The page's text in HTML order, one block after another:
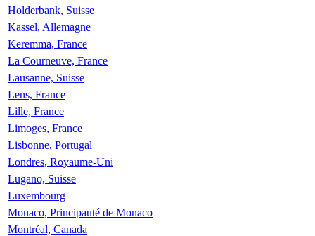
Holderbank, Suisse
Kassel, Allemagne
Keremma, France
La Courneuve, France
Lausanne, Suisse
Lens, France
Lille, France
Limoges, France
Lisbonne, Portugal
Londres, Royaume-Uni
Lugano, Suisse
Luxembourg
Monaco, Principauté de Monaco
Montréal, Canada